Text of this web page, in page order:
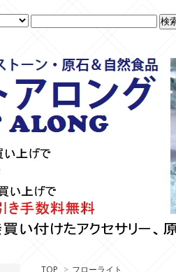
TOP > フローライト